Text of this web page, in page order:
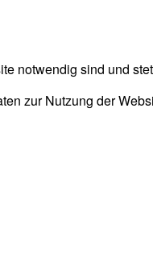
notwendig sind und
zur Nutzung der